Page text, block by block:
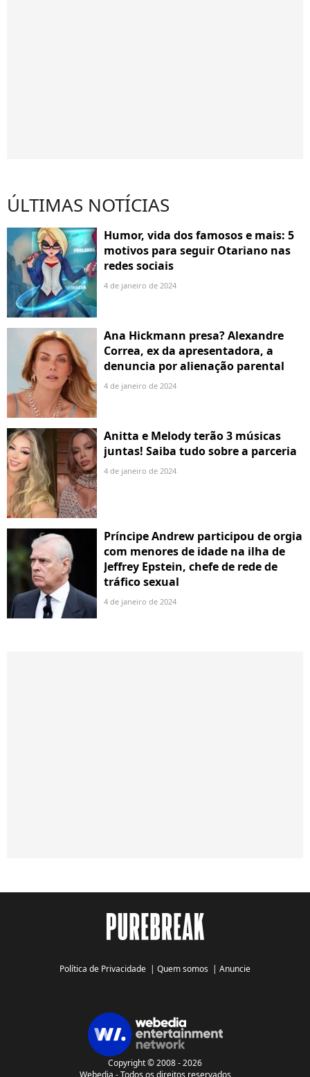
ÚLTIMAS NOTÍCIAS
Humor, vida dos famosos e mais: 5
motivos para seguir Otariano nas
redes sociais
4 de janeiro de 2024
Ana Hickmann presa? Alexandre
Correa, ex da apresentadora, a
denuncia por alienação parental
4 de janeiro de 2024
Anitta e Melody terão 3 músicas
juntas! Saiba tudo sobre a parceria
4 de janeiro de 2024
Príncipe Andrew participou de orgia
com menores de idade na ilha de
Jeffrey Epstein, chefe de rede de
tráfico sexual
4 de janeiro de 2024
Política de Privacidade | Quem somos | Anuncie
Copyright © 2008 - 2026